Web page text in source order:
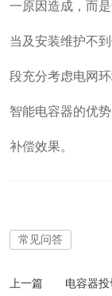
一原因造成，而
当及安装维护不
段充分考虑电网
智能电容器的优
补偿效果。
常见问答
上一篇 电容器